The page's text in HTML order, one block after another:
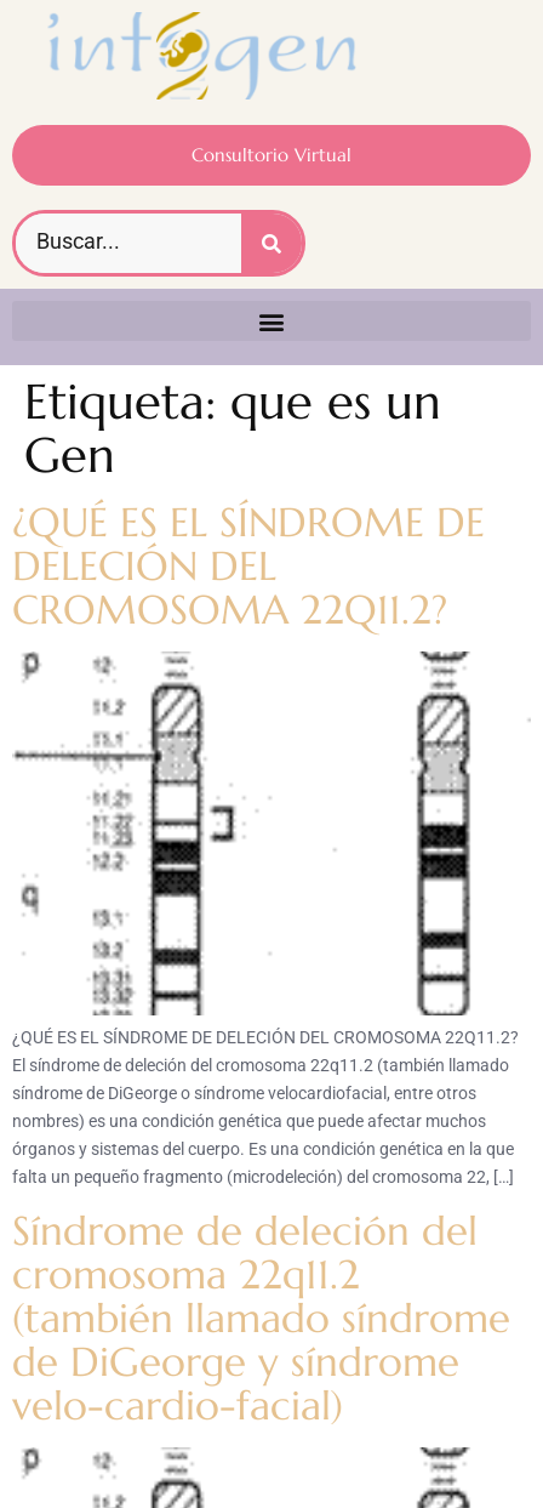
Consultorio Virtual
Etiqueta: que es un
Gen
¿QUÉ ES EL SÍNDROME DE
DELECIÓN DEL
CROMOSOMA 22Q11.2?
¿QUÉ ES EL SÍNDROME DE DELECIÓN DEL CROMOSOMA 22Q11.2?
El síndrome de deleción del cromosoma 22q11.2 (también llamado
síndrome de DiGeorge o síndrome velocardiofacial, entre otros
nombres) es una condición genética que puede afectar muchos
órganos y sistemas del cuerpo. Es una condición genética en la que
falta un pequeño fragmento (microdeleción) del cromosoma 22, […]
Síndrome de deleción del
cromosoma 22q11.2
(también llamado síndrome
de DiGeorge y síndrome
velo-cardio-facial)